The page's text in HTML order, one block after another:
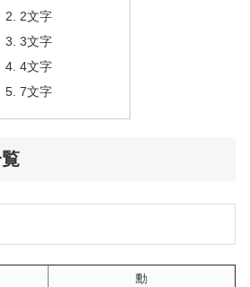
2文字
3文字
4文字
7文字
勳